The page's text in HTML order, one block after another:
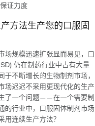
证力度
方法生产您的口服固
场规模迅速扩张显而易见，口
仍在制药行业中占有大量
于不断增长的生物制剂市场，
场迟迟不采用更现代化的生产
了一个问题——在一个需要制
的行业中，口服固体制剂市场
用连续生产方法？